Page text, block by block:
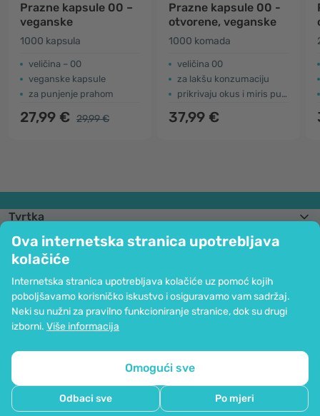
Ova internetska stranica upotrebljava
kolačiće
Internetska stranica upotrebljava kolačiće uz pomoć kojih
poboljšavamo korisničko iskustvo i osiguravamo vam sadržaj.
Neki su nužni za pravilno funkcioniranje stranice, dok su drugi
izborni. Više informacija
Omogući sve
Odbaci sve Po mjeri
Prazne kapsule 00 –
veganske
1000 kapsula
veličina – 00
veganske kapsule
za punjenje prahom
27,99 € 29,99 €
Prazne kapsule 00 -
otvorene, veganske
1000 komada
veličina 00
za lakšu konzumaciju
prikrivaju okus i miris punjenja
37,99 €
Tvrtka
Informacije
Pridružite nam se
Pomoć i narudžbe
Mogućnost kartičnog plaćanja. Osigurana zaštita osobnih podataka preko
SSL kodiranja.
Mapa stranice